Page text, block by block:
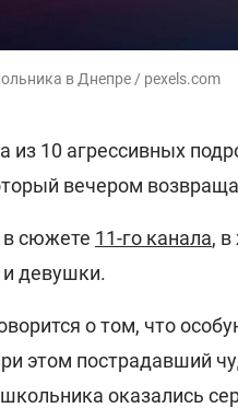
в Днепре / pexels.com
из 10 агрессивных
вечером
в сюжете 11-го канала,
и девушки.
о том, что
этом пострадавший
оказались